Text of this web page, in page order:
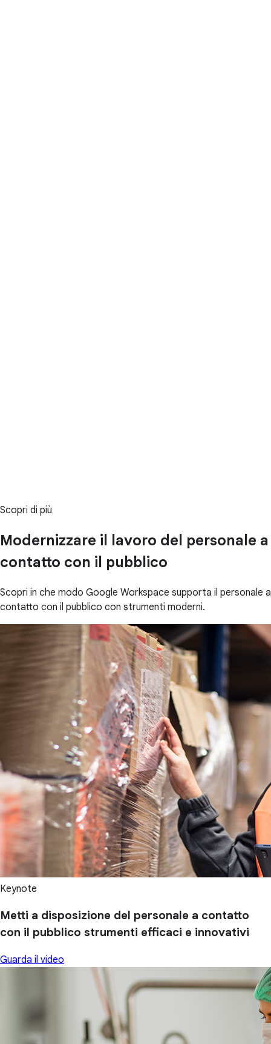
Scopri di più
Modernizzare il lavoro del personale a
contatto con il pubblico
Scopri in che modo Google Workspace supporta il personale a
contatto con il pubblico con strumenti moderni.
Keynote
Metti a disposizione del personale a contatto
con il pubblico strumenti efficaci e innovativi
Guarda il video